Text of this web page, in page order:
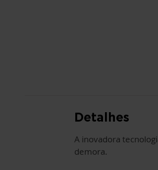
Detalhes
A inovadora
demora.